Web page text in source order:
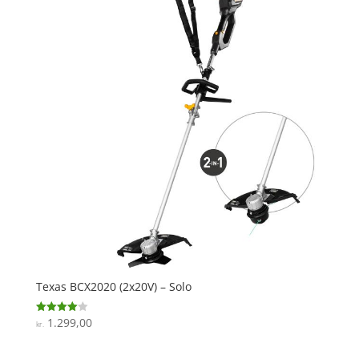
Texas BCX2020 (2x20V) – Solo
Vurderet
4
kr.1.299,00